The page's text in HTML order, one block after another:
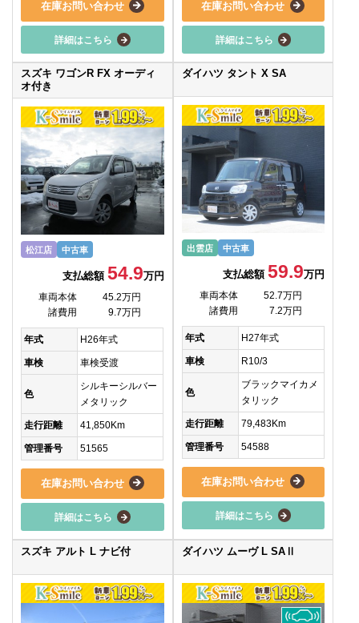
在庫お問い合わせ
詳細はこちら
在庫お問い合わせ
詳細はこちら
スズキ ワゴンR FX オーディ
オ付き
松江店 中古車
支払総額 54.9万円
車両本体
45.2万円
諸費用
9.7万円
年式 H26年式
車検 車検受渡
色
シルキーシルバー
メタリック
走行距離 41,850Km
管理番号 51565
在庫お問い合わせ
詳細はこちら
ダイハツ タント X SA
出雲店 中古車
支払総額59.9万円
車両本体
52.7万円
諸費用
7.2万円
年式 H27年式
車検 R10/3
色
ブラックマイカメ
タリック
走行距離 79,483Km
管理番号 54588
在庫お問い合わせ
詳細はこちら
スズキ アルト L ナビ付 ダイハツ ムーヴ L SAⅡ